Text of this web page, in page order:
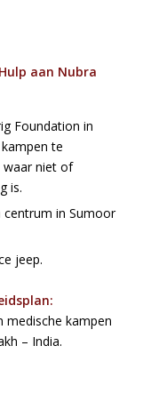
aan Nubra
Foundation in
te
waar niet of
is.
centrum in Sumoor
jeep.
medische kampen
– India.